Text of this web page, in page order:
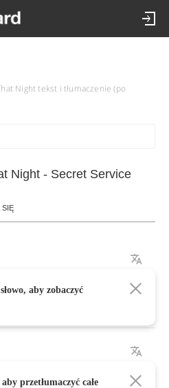
Night tekst i tłumaczenie (po
Night - Secret Service
SIĘ
aby zobaczyć
przetłumaczyć całe